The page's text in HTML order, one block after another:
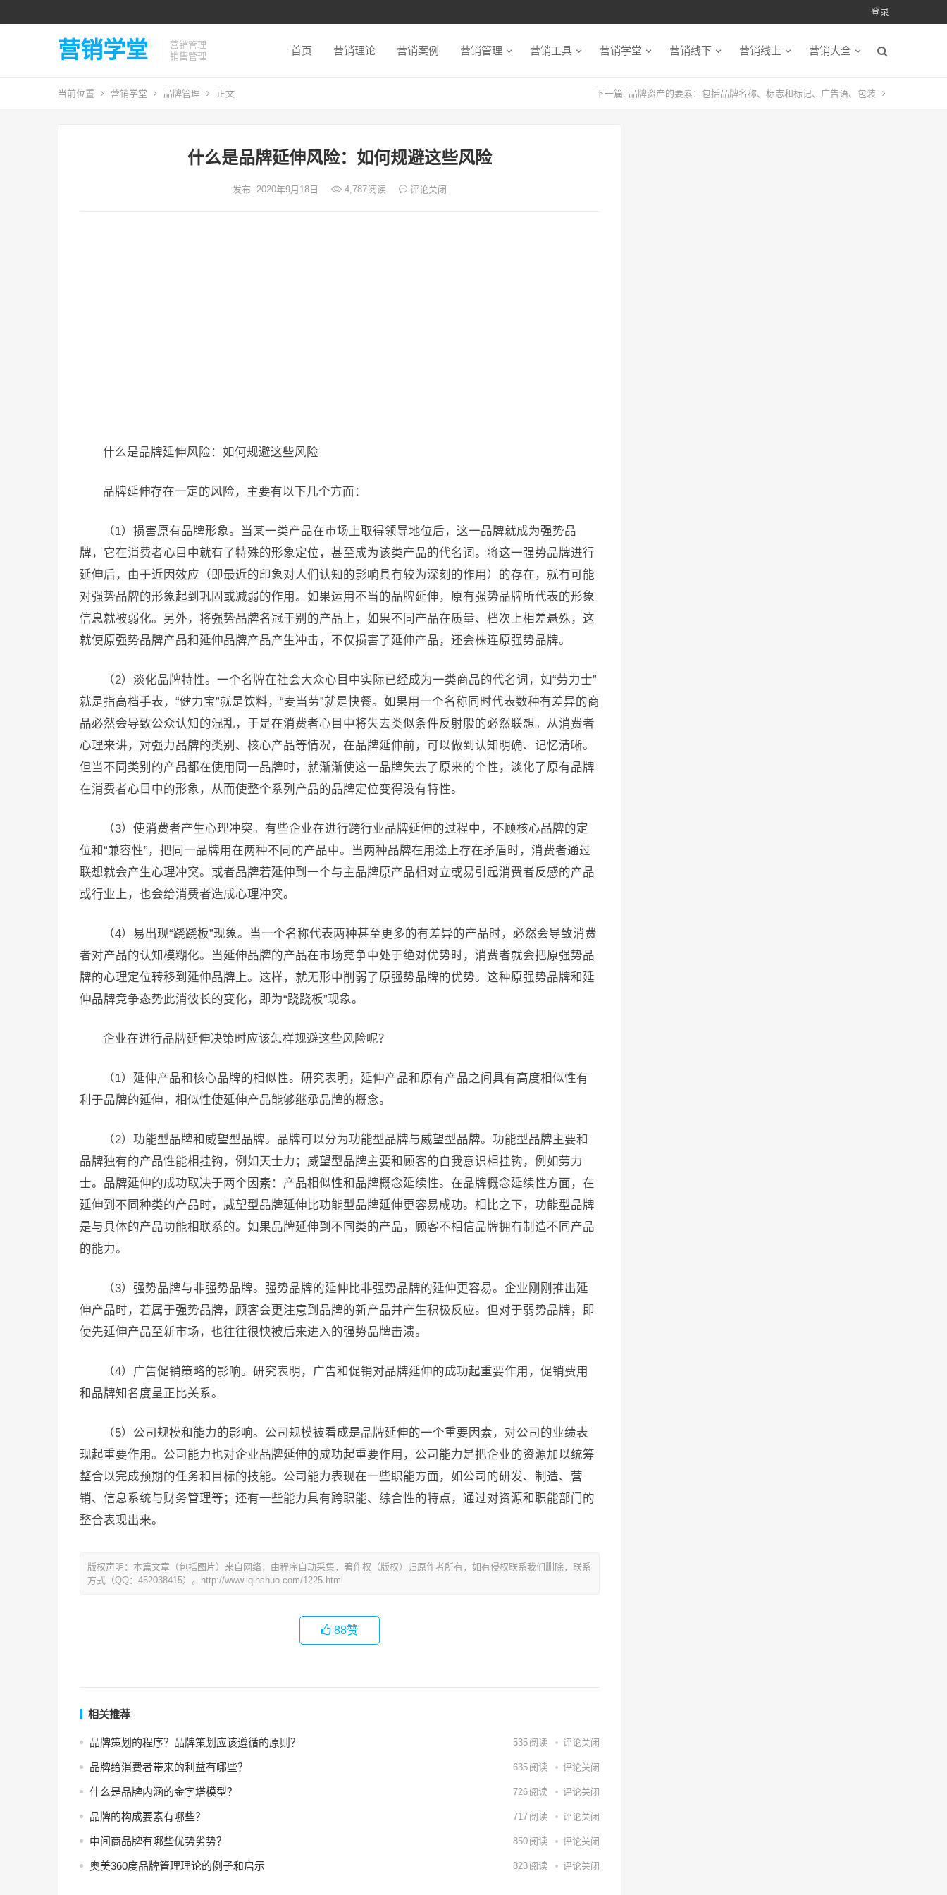
登录
营销学堂
营销管理
销售管理
首页 营销理论 营销案例 营销管理 营销工具 营销学堂 营销线下 营销线上 营销大全
当前位置 营销学堂 品牌管理 正文 下一篇: 品牌资产的要素：包括品牌名称、标志和标记、广告语、包装
什么是品牌延伸风险：如何规避这些风险
发布: 2020年9月18日 4,787阅读 评论关闭
什么是品牌延伸风险：如何规避这些风险
品牌延伸存在一定的风险，主要有以下几个方面：
（1）损害原有品牌形象。当某一类产品在市场上取得领导地位后，这一品牌就成为强势品
牌，它在消费者心目中就有了特殊的形象定位，甚至成为该类产品的代名词。将这一强势品牌进行
延伸后，由于近因效应（即最近的印象对人们认知的影响具有较为深刻的作用）的存在，就有可能
对强势品牌的形象起到巩固或减弱的作用。如果运用不当的品牌延伸，原有强势品牌所代表的形象
信息就被弱化。另外，将强势品牌名冠于别的产品上，如果不同产品在质量、档次上相差悬殊，这
就使原强势品牌产品和延伸品牌产品产生冲击，不仅损害了延伸产品，还会株连原强势品牌。
（2）淡化品牌特性。一个名牌在社会大众心目中实际已经成为一类商品的代名词，如“劳力士”
就是指高档手表，“健力宝”就是饮料，“麦当劳”就是快餐。如果用一个名称同时代表数种有差异的商
品必然会导致公众认知的混乱，于是在消费者心目中将失去类似条件反射般的必然联想。从消费者
心理来讲，对强力品牌的类别、核心产品等情况，在品牌延伸前，可以做到认知明确、记忆清晰。
但当不同类别的产品都在使用同一品牌时，就渐渐使这一品牌失去了原来的个性，淡化了原有品牌
在消费者心目中的形象，从而使整个系列产品的品牌定位变得没有特性。
（3）使消费者产生心理冲突。有些企业在进行跨行业品牌延伸的过程中，不顾核心品牌的定
位和“兼容性”，把同一品牌用在两种不同的产品中。当两种品牌在用途上存在矛盾时，消费者通过
联想就会产生心理冲突。或者品牌若延伸到一个与主品牌原产品相对立或易引起消费者反感的产品
或行业上，也会给消费者造成心理冲突。
（4）易出现“跷跷板”现象。当一个名称代表两种甚至更多的有差异的产品时，必然会导致消费
者对产品的认知模糊化。当延伸品牌的产品在市场竞争中处于绝对优势时，消费者就会把原强势品
牌的心理定位转移到延伸品牌上。这样，就无形中削弱了原强势品牌的优势。这种原强势品牌和延
伸品牌竞争态势此消彼长的变化，即为“跷跷板”现象。
企业在进行品牌延伸决策时应该怎样规避这些风险呢？
（1）延伸产品和核心品牌的相似性。研究表明，延伸产品和原有产品之间具有高度相似性有
利于品牌的延伸，相似性使延伸产品能够继承品牌的概念。
（2）功能型品牌和威望型品牌。品牌可以分为功能型品牌与威望型品牌。功能型品牌主要和
品牌独有的产品性能相挂钩，例如天士力；威望型品牌主要和顾客的自我意识相挂钩，例如劳力
士。品牌延伸的成功取决于两个因素：产品相似性和品牌概念延续性。在品牌概念延续性方面，在
延伸到不同种类的产品时，威望型品牌延伸比功能型品牌延伸更容易成功。相比之下，功能型品牌
是与具体的产品功能相联系的。如果品牌延伸到不同类的产品，顾客不相信品牌拥有制造不同产品
的能力。
（3）强势品牌与非强势品牌。强势品牌的延伸比非强势品牌的延伸更容易。企业刚刚推出延
伸产品时，若属于强势品牌，顾客会更注意到品牌的新产品并产生积极反应。但对于弱势品牌，即
使先延伸产品至新市场，也往往很快被后来进入的强势品牌击溃。
（4）广告促销策略的影响。研究表明，广告和促销对品牌延伸的成功起重要作用，促销费用
和品牌知名度呈正比关系。
（5）公司规模和能力的影响。公司规模被看成是品牌延伸的一个重要因素，对公司的业绩表
现起重要作用。公司能力也对企业品牌延伸的成功起重要作用，公司能力是把企业的资源加以统筹
整合以完成预期的任务和目标的技能。公司能力表现在一些职能方面，如公司的研发、制造、营
销、信息系统与财务管理等；还有一些能力具有跨职能、综合性的特点，通过对资源和职能部门的
整合表现出来。
版权声明：本篇文章（包括图片）来自网络，由程序自动采集，著作权（版权）归原作者所有，如有侵权联系我们删除，联系
方式（QQ：452038415）。http://www.iqinshuo.com/1225.html
88赞
相关推荐
品牌策划的程序？品牌策划应该遵循的原则？ 535 阅读 评论关闭
品牌给消费者带来的利益有哪些？ 635 阅读 评论关闭
什么是品牌内涵的金字塔模型？ 726 阅读 评论关闭
品牌的构成要素有哪些？ 717 阅读 评论关闭
中间商品牌有哪些优势劣势？ 850 阅读 评论关闭
奥美360度品牌管理理论的例子和启示 823 阅读 评论关闭